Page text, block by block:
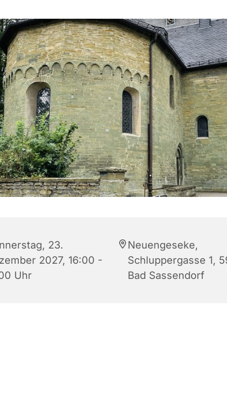
23.
2027, 16:00 -
Uhr
Neuengeseke,
Schluppergasse 1,
Bad Sassendorf